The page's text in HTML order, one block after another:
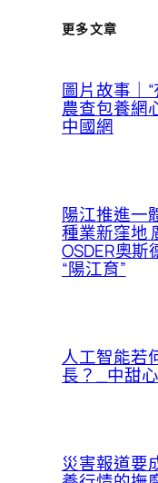
更多文章
圖片故事｜
農查包養網
中國網
陽江推進一
種業新窪地
OSDER奧
“陽江育”
人工智能若
長？_中甜
災害報道要